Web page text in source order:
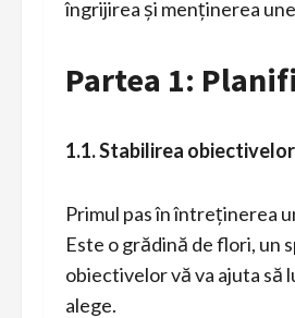
îngrijirea și menținerea
Partea 1:
1.1. Stabilirea obiectivelor
Primul pas în întreținerea
Este o grădină de flori, un
obiectivelor vă va ajuta să
alege.